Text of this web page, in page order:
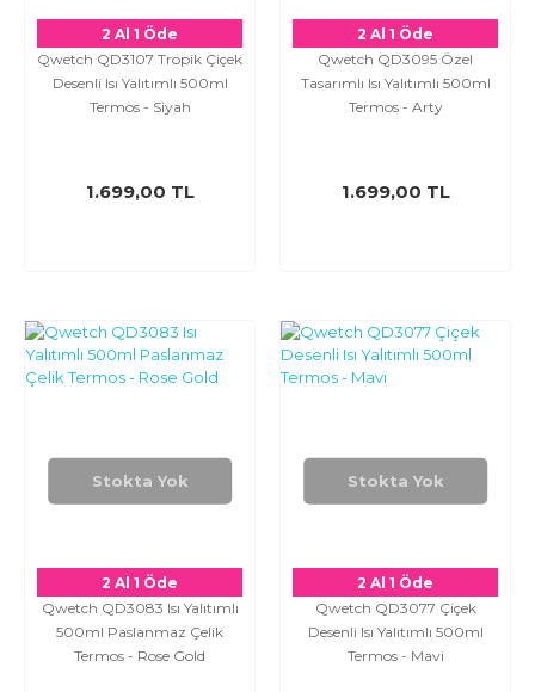
2 Al 1 Öde
Qwetch QD3107 Tropik Çiçek
Desenli Isı Yalıtımlı 500ml
Termos - Siyah
1.699,00 TL
2 Al 1 Öde
Qwetch QD3095 Özel
Tasarımlı Isı Yalıtımlı 500ml
Termos - Arty
1.699,00 TL
Stokta Yok
2 Al 1 Öde
Qwetch QD3083 Isı Yalıtımlı
500ml Paslanmaz Çelik
Termos - Rose Gold
Stokta Yok
2 Al 1 Öde
Qwetch QD3077 Çiçek
Desenli Isı Yalıtımlı 500ml
Termos - Mavi